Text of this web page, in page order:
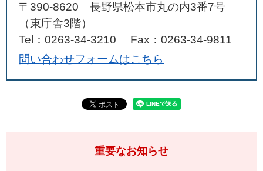
〒390-8620 長野県松本市丸の内3番7号
（東庁舎3階）
Tel：0263-34-3210
Fax：0263-34-9811
問い合わせフォームはこちら
重要なお知らせ